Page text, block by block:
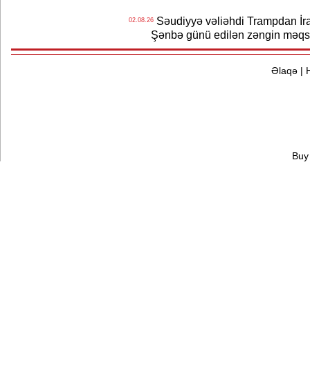
02.08.26Səudiyyə vəliəhdi Trampdan
Şənbə günü edilən zəngin
Əlaqə|